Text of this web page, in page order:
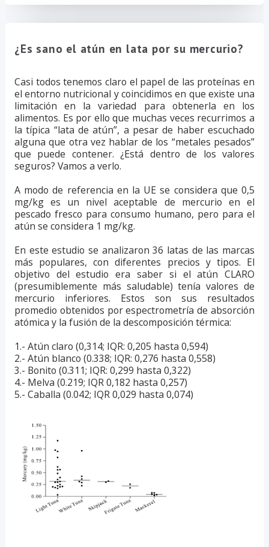
¿Es sano el atún en lata por su mercurio?
Casi todos tenemos claro el papel de las proteínas en
el entorno nutricional y coincidimos en que existe una
limitación en la variedad para obtenerla en los
alimentos. Es por ello que muchas veces recurrimos a
la típica “lata de atún”, a pesar de haber escuchado
alguna que otra vez hablar de los “metales pesados”
que puede contener. ¿Está dentro de los valores
seguros? Vamos a verlo.
A modo de referencia en la UE se considera que 0,5
mg/kg es un nivel aceptable de mercurio en el
pescado fresco para consumo humano, pero para el
atún se considera 1 mg/kg.
En este estudio se analizaron 36 latas de las marcas
más populares, con diferentes precios y tipos. El
objetivo del estudio era saber si el atún CLARO
(presumiblemente más saludable) tenía valores de
mercurio inferiores. Estos son sus resultados
promedio obtenidos por espectrometría de absorción
atómica y la fusión de la descomposición térmica:
1.- Atún claro (0,314; IQR: 0,205 hasta 0,594)
2.- Atún blanco (0.338; IQR: 0,276 hasta 0,558)
3.- Bonito (0.311; IQR: 0,299 hasta 0,322)
4.- Melva (0.219; IQR 0,182 hasta 0,257)
5.- Caballa (0.042; IQR 0,029 hasta 0,074)